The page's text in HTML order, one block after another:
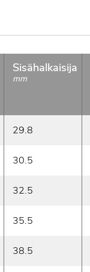
Sisähalkaisija
mm
29.8
30.5
32.5
35.5
38.5